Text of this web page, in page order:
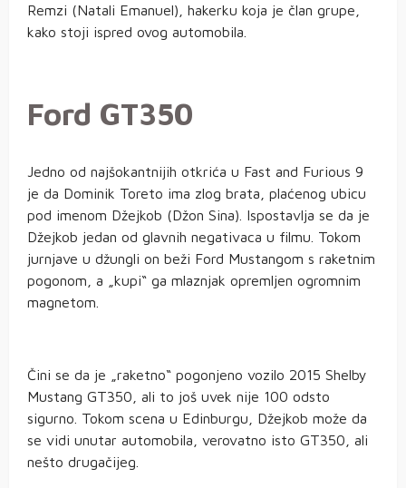
Remzi (Natali Emanuel), hakerku koja je član grupe,
kako stoji ispred ovog automobila.
Ford GT350
Jedno od najšokantnijih otkrića u Fast and Furious 9
je da Dominik Toreto ima zlog brata, plaćenog ubicu
pod imenom Džejkob (Džon Sina). Ispostavlja se da je
Džejkob jedan od glavnih negativaca u filmu. Tokom
jurnjave u džungli on beži Ford Mustangom s raketnim
pogonom, a „kupi“ ga mlaznjak opremljen ogromnim
magnetom.
Čini se da je „raketno“ pogonjeno vozilo 2015 Shelby
Mustang GT350, ali to još uvek nije 100 odsto
sigurno. Tokom scena u Edinburgu, Džejkob može da
se vidi unutar automobila, verovatno isto GT350, ali
nešto drugačijeg.